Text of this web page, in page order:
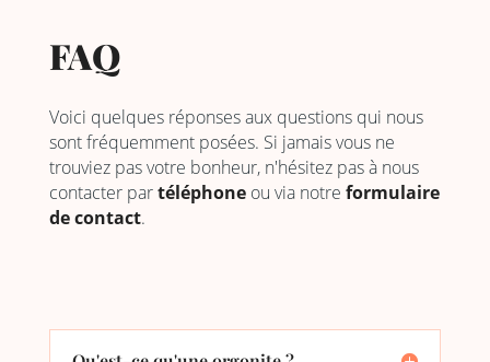
FAQ
Voici quelques réponses aux questions qui nous
sont fréquemment posées. Si jamais vous ne
trouviez pas votre bonheur, n'hésitez pas à nous
contacter partéléphoneou via notre formulaire
de contact.